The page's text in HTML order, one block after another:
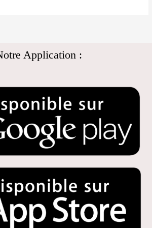
Application :